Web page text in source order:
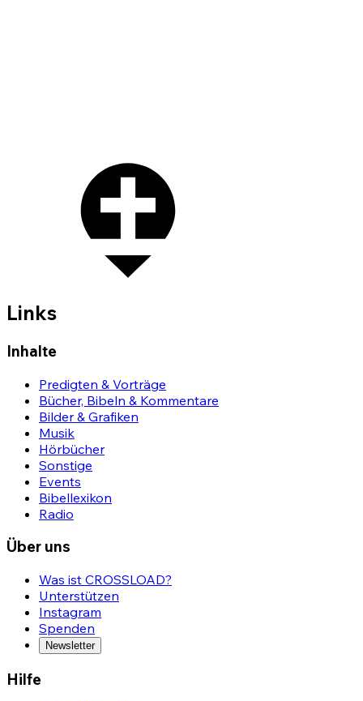
Links
Inhalte
Predigten & Vorträge
Bücher, Bibeln & Kommentare
Bilder & Grafiken
Musik
Hörbücher
Sonstige
Events
Bibellexikon
Radio
Über uns
Was ist CROSSLOAD?
Unterstützen
Instagram
Spenden
Newsletter
Hilfe